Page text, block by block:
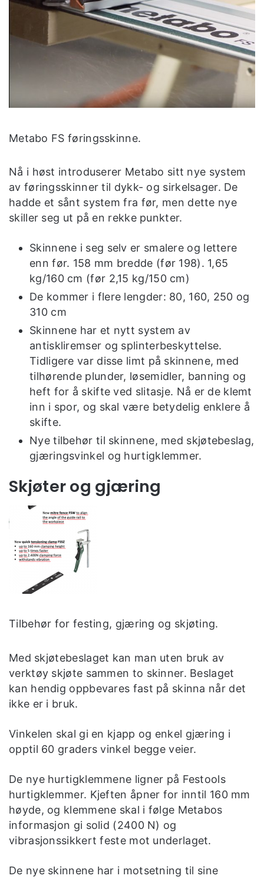
Metabo FS føringsskinne.
Nå i høst introduserer Metabo sitt nye system
av føringsskinner til dykk- og sirkelsager. De
hadde et sånt system fra før, men dette nye
skiller seg ut på en rekke punkter.
Skinnene i seg selv er smalere og lettere
enn før. 158 mm bredde (før 198). 1,65
kg/160 cm (før 2,15 kg/150 cm)
De kommer i flere lengder: 80, 160, 250 og
310 cm
Skinnene har et nytt system av
antiskliremser og splinterbeskyttelse.
Tidligere var disse limt på skinnene, med
tilhørende plunder, løsemidler, banning og
heft for å skifte ved slitasje. Nå er de klemt
inn i spor, og skal være betydelig enklere å
skifte.
Nye tilbehør til skinnene, med skjøtebeslag,
gjæringsvinkel og hurtigklemmer.
Skjøter og gjæring
Tilbehør for festing, gjæring og skjøting.
Med skjøtebeslaget kan man uten bruk av
verktøy skjøte sammen to skinner. Beslaget
kan hendig oppbevares fast på skinna når det
ikke er i bruk.
Vinkelen skal gi en kjapp og enkel gjæring i
opptil 60 graders vinkel begge veier.
De nye hurtigklemmene ligner på Festools
hurtigklemmer. Kjeften åpner for inntil 160 mm
høyde, og klemmene skal i følge Metabos
informasjon gi solid (2400 N) og
vibrasjonssikkert feste mot underlaget.
De nye skinnene har i motsetning til sine